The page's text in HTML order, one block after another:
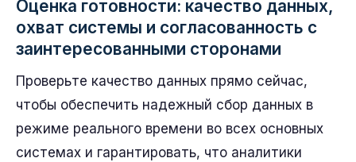
Оценка готовности: качество данных,
охват системы и согласованность с
заинтересованными сторонами
Проверьте качество данных прямо сейчас,
чтобы обеспечить надежный сбор данных в
режиме реального времени во всех основных
системах и гарантировать, что аналитики